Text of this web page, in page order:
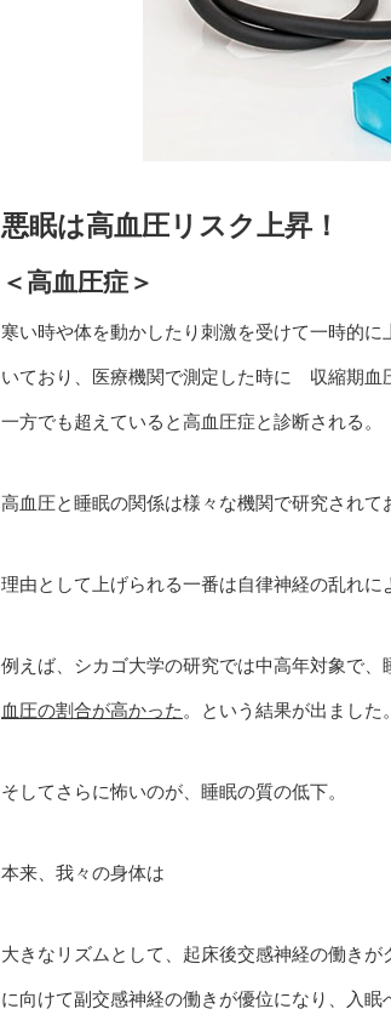
悪眠は高血圧リスク上昇！
＜高血圧症＞
寒い時や体を動かしたり刺激を受けて一時的
いており、医療機関で測定した時に 収縮期血
一方でも超えていると高血圧症と診断される。
高血圧と睡眠の関係は様々な機関で研究されて
理由として上げられる一番は自律神経の乱れに
例えば、シカゴ大学の研究では中高年対象で
血圧の割合が高かった 。という結果が出ました。
そしてさらに怖いのが、睡眠の質の低下。
本来、我々の身体は
大きなリズムとして、起床後交感神経の働き
に向けて副交感神経の働きが優位になり、入